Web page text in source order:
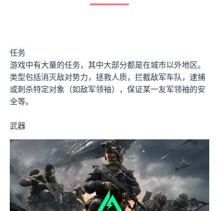
任务
游戏中有大量的任务，其中大部分都是在城市以外地区。
类型包括消灭敌对势力，拯救人质，拦截敌军车队，逮捕
或刺杀特定对象（如敌军领袖），保证某一友军领袖的安
全等。
武器